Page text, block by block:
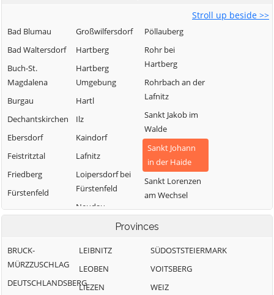
Stroll up beside >>
Bad Blumau
Bad Waltersdorf
Buch-St.
Magdalena
Burgau
Dechantskirchen
Ebersdorf
Feistritztal
Friedberg
Fürstenfeld
Grafendorf bei
Großsteinbach
Großwilfersdorf
Hartberg
Hartberg
Umgebung
Hartl
Ilz
Kaindorf
Lafnitz
Loipersdorf bei
Fürstenfeld
Neudau
Ottendorf an der
Pöllauberg
Rohr bei
Hartberg
Rohrbach an der
Lafnitz
Sankt Jakob im
Walde
Sankt Johann
in der Haide
Sankt Lorenzen
am Wechsel
Schäffern
Söchau
Stubenberg
Vorau
Waldbach-
Provinces
BRUCK-
MÜRZZUSCHLAG
DEUTSCHLANDSBERG
LEIBNITZ
LEOBEN
LIEZEN
SÜDOSTSTEIERMARK
VOITSBERG
WEIZ